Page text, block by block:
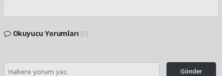
Okuyucu Yorumları (0)
Gönder